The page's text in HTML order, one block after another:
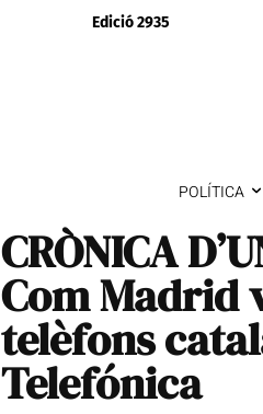
Edició 2935
POLÍTICA
CRÒNICA
Com Madrid
telèfons
Telefónica